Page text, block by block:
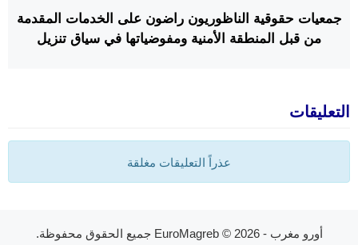
جمعيات حقوقية الناظوريون راضون على الخدمات المقدمة
من قبل المنطقة الأمنية ومفوضياتها في سياق تنزيل
التعليقات
عذراً التعليقات مغلقة
أورو مغرب - EuroMagreb© 2026 جميع الحقوق محفوظة.